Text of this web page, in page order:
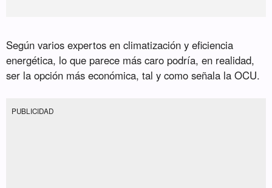
Según varios expertos en climatización y eficiencia
energética, lo que parece más caro podría, en realidad,
ser la opción más económica, tal y como señala la OCU.
PUBLICIDAD